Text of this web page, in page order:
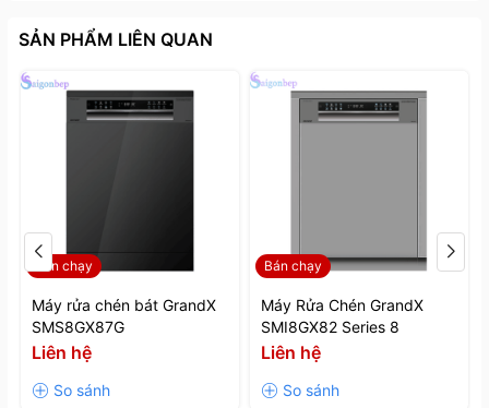
Rửa thông thường Universal 72°C
Rửa nhanh Rapit 45°C
Rửa thủy tinh Glass 60°C
Tự làm sạch máy Self-Cleaning 72°C
SẢN PHẨM LIÊN QUAN
Bán chạy
Máy rửa chén bát GrandX
SMS8GX87G
Liên hệ
Bán chạy
Máy Rửa Chén GrandX
SMI8GX82 Series 8
Liên hệ